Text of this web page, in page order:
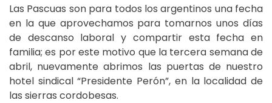
Las Pascuas son para todos los argentinos una fecha
en la que aprovechamos para tomarnos unos días
de descanso laboral y compartir esta fecha en
familia; es por este motivo que la tercera semana de
abril, nuevamente abrimos las puertas de nuestro
hotel sindical “Presidente Perón”, en la localidad de
las sierras cordobesas.